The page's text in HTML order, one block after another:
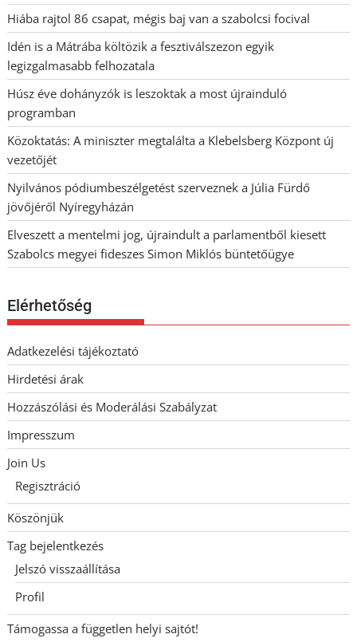
Hiába rajtol 86 csapat, mégis baj van a szabolcsi focival
Idén is a Mátrába költözik a fesztiválszezon egyik
legizgalmasabb felhozatala
Húsz éve dohányzók is leszoktak a most újrainduló
programban
Közoktatás: A miniszter megtalálta a Klebelsberg Központ új
vezetőjét
Nyilvános pódiumbeszélgetést szerveznek a Júlia Fürdő
jövőjéről Nyíregyházán
Elveszett a mentelmi jog, újraindult a parlamentből kiesett
Szabolcs megyei fideszes Simon Miklós büntetőügye
Elérhetőség
Adatkezelési tájékoztató
Hirdetési árak
Hozzászólási és Moderálási Szabályzat
Impresszum
Join Us
Regisztráció
Köszönjük
Tag bejelentkezés
Jelszó visszaállítása
Profil
Támogassa a független helyi sajtót!